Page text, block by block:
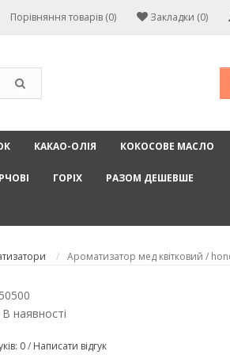
Закладки (0)
Порівняння товарів (0)
КАКАО-ОЛІЯ КОКОСОВЕ МАСЛО
ГОРІХ РАЗОМ ДЕШЕВШЕ
Ароматизатор мед квітковий /
наявності
0/ Написати відгук